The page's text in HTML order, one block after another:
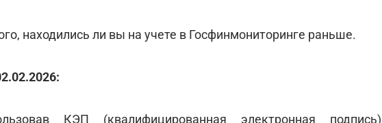
находились ли вы на учете в Госфинмониторинге раньше.
КЭП (квалифицированная электронная подпись)